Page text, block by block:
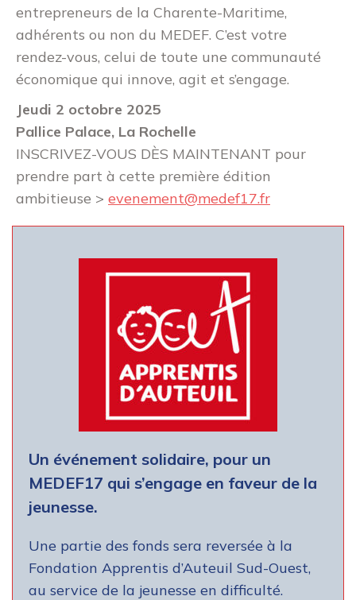
entrepreneurs de la Charente-Maritime,
adhérents ou non du MEDEF. C’est votre
rendez-vous, celui de toute une communauté
économique qui innove, agit et s’engage.
Jeudi 2 octobre 2025
Pallice Palace, La Rochelle
INSCRIVEZ-VOUS DÈS MAINTENANT pour
prendre part à cette première édition
ambitieuse > evenement@medef17.fr
Un événement solidaire, pour un
MEDEF17 qui s’engage en faveur de la
jeunesse.
Une partie des fonds sera reversée à la
Fondation Apprentis d’Auteuil Sud-Ouest,
au service de la jeunesse en difficulté.